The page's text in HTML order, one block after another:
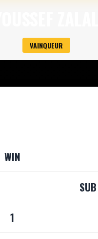
VAINQUEUR
WIN
SUB
1